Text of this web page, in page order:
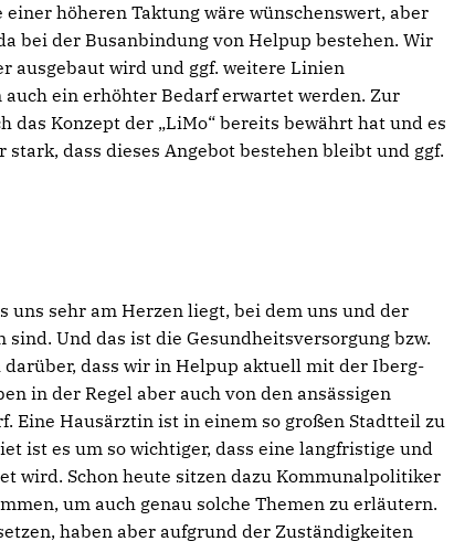
höheren Taktung wäre wünschenswert, aber
bei der Busanbindung von Helpup bestehen. Wir
ausgebaut wird und ggf. weitere Linien
ein erhöhter Bedarf erwartet werden. Zur
das Konzept der „LiMo“ bereits bewährt hat und es
dass dieses Angebot bestehen bleibt und ggf.
sehr am Herzen liegt, bei dem uns und der
Und das ist die Gesundheitsversorgung bzw.
dass wir in Helpup aktuell mit der Iberg-
in der Regel aber auch von den ansässigen
Eine Hausärztin ist in einem so großen Stadtteil zu
ist es um so wichtiger, dass eine langfristige und
wird. Schon heute sitzen dazu Kommunalpolitiker
um auch genau solche Themen zu erläutern.
haben aber aufgrund der Zuständigkeiten